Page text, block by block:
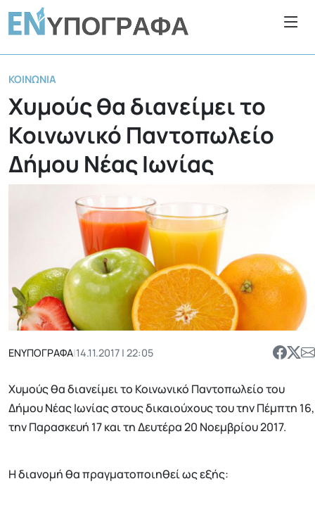
ΚΟΙΝΩΝΊΑ
Χυμούς θα διανείμει το
Κοινωνικό Παντοπωλείο
Δήμου Νέας Ιωνίας
ΕΝΥΠΟΓΡΑΦΑ|14.11.2017 | 22:05
Χυμούς θα διανείμει το Κοινωνικό Παντοπωλείο του
Δήμου Νέας Ιωνίας στους δικαιούχους του την Πέμπτη 16,
την Παρασκευή 17 και τη Δευτέρα 20 Νοεμβρίου 2017.
Η διανομή θα πραγματοποιηθεί ως εξής: